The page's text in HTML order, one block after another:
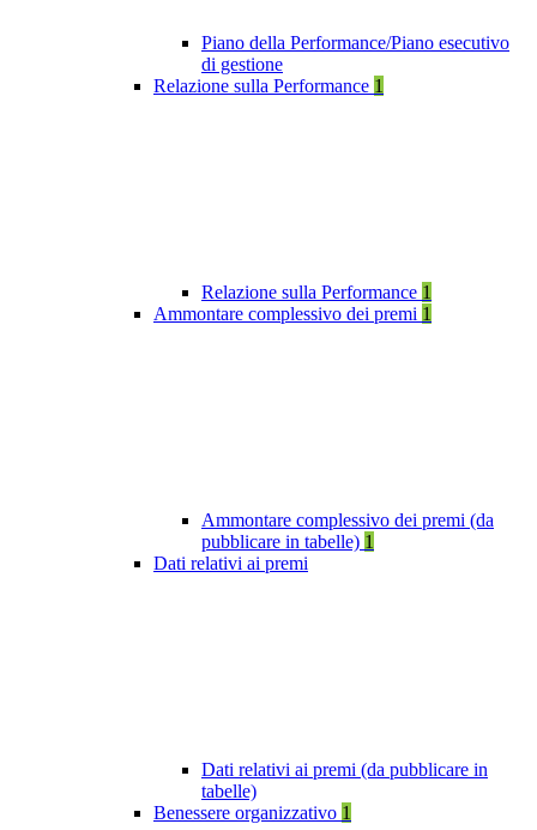
Piano della Performance/Piano esecutivo
di gestione
Relazione sulla Performance 1
Relazione sulla Performance 1
Ammontare complessivo dei premi 1
Ammontare complessivo dei premi (da
pubblicare in tabelle) 1
Dati relativi ai premi
Dati relativi ai premi (da pubblicare in
tabelle)
Benessere organizzativo 1